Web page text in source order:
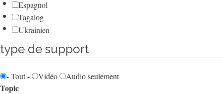
Espagnol
Tagalog
Ukrainien
type de support
- Tout - Vidéo Audio seulement
Topic